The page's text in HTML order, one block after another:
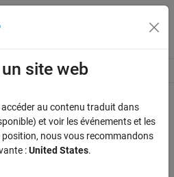
l'affichage du menu
site web
au contenu traduit dans
et voir les événements et les
position, nous vous recommandons
:United States.